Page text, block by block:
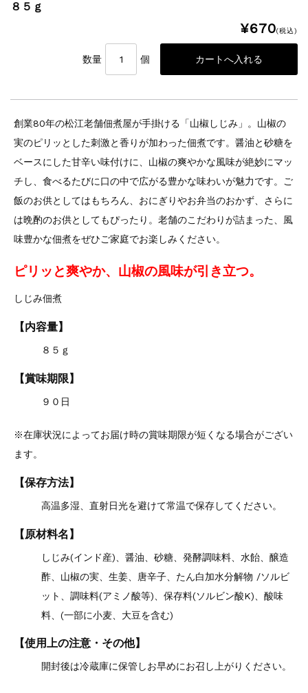
８５ｇ
¥670(税込)
数量 個
創業80年の松江老舗佃煮屋が手掛ける「山椒しじみ」。山椒の
実のピリッとした刺激と香りが加わった佃煮です。醤油と砂糖を
ベースにした甘辛い味付けに、山椒の爽やかな風味が絶妙にマッ
チし、食べるたびに口の中で広がる豊かな味わいが魅力です。ご
飯のお供としてはもちろん、おにぎりやお弁当のおかず、さらに
は晩酌のお供としてもぴったり。老舗のこだわりが詰まった、風
味豊かな佃煮をぜひご家庭でお楽しみください。
ピリッと爽やか、山椒の風味が引き立つ。
しじみ佃煮
【内容量】
８５ｇ
【賞味期限】
９０日
※在庫状況によってお届け時の賞味期限が短くなる場合がござい
ます。
【保存方法】
高温多湿、直射日光を避けて常温で保存してください。
【原材料名】
しじみ(インド産)、醤油、砂糖、発酵調味料、水飴、醸造
酢、山椒の実、生姜、唐辛子、たん白加水分解物 /ソルビ
ット、調味料(アミノ酸等)、保存料(ソルビン酸K)、酸味
料、(一部に小麦、大豆を含む)
【使用上の注意・その他】
開封後は冷蔵庫に保管しお早めにお召し上がりください。